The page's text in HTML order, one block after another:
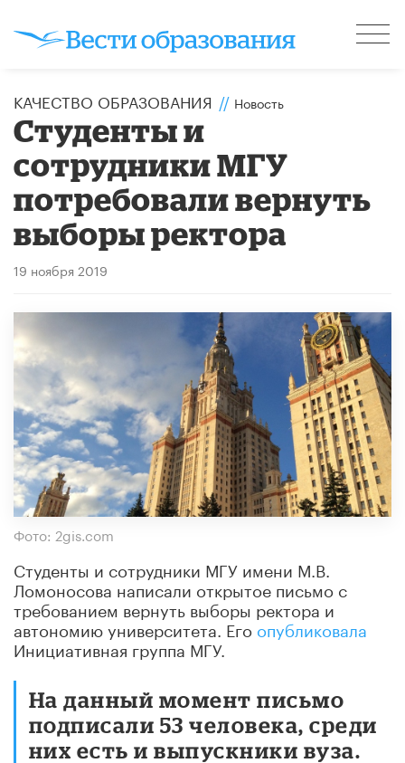
КАЧЕСТВО ОБРАЗОВАНИЯ // Новость
Студенты и
сотрудники МГУ
потребовали вернуть
выборы ректора
19 ноября 2019
Фото: 2gis.com
Студенты и сотрудники МГУ имени М.В.
Ломоносова написали открытое письмо с
требованием вернуть выборы ректора и
автономию университета. Егоопубликовала
Инициативная группа МГУ.
На данный момент письмо
подписали 53 человека, среди
них есть и выпускники вуза.